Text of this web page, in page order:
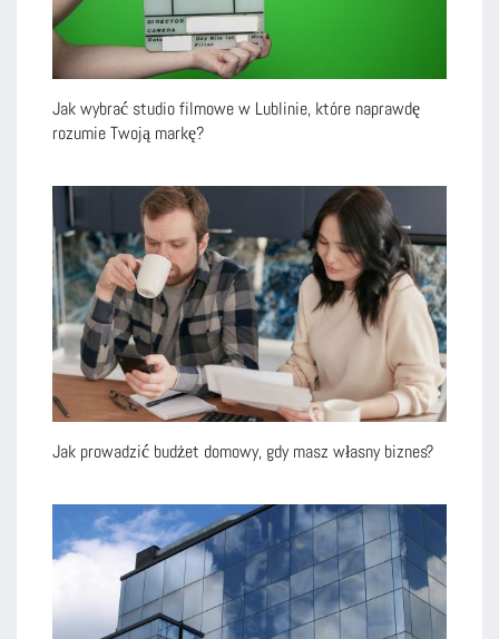
Jak wybrać studio filmowe w Lublinie, które naprawdę
rozumie Twoją markę?
Jak prowadzić budżet domowy, gdy masz własny biznes?